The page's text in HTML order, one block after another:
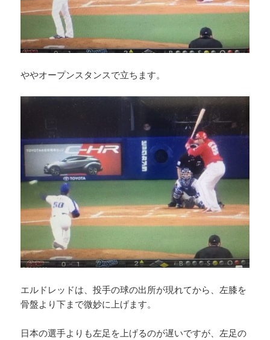
ややオープンスタンスで立ちます。
エルドレッドは、投手の球の出所が現れてから、左膝を
骨盤より下まで微妙に上げます。
日本の選手よりも左足を上げるのが遅いですが、左足の